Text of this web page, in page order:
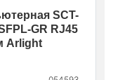
SCT-
GR RJ45
Arlight